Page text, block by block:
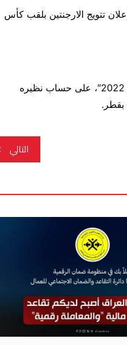
تتويج الارجنتين بلقب كأس
وتوج المنتخب الأرجنتيني بلقب النسخة الـ22 من كأس العالم لكرة القدم “قطر 2022″، على حساب نظيره
التالي